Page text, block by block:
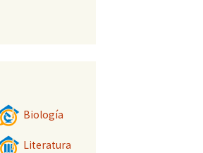
Biología
Literatura